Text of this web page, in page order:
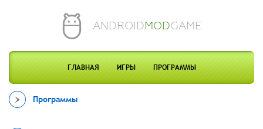
ANDROIDMODGAME
ГЛАВНАЯ ИГРЫ ПРОГРАММЫ
Программы